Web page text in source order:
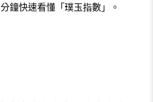
鐘快速看懂「璞玉指數」。